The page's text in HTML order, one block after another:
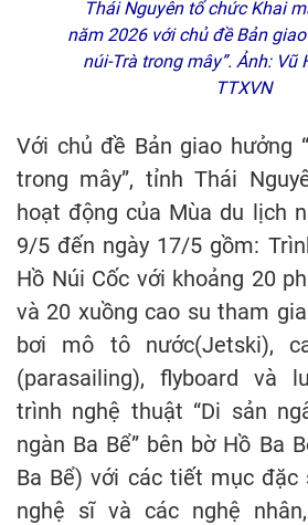
Thái Nguyên tổ chức Khai
năm 2026 với chủ đề Bản
núi-Trà trong mây”. Ảnh: Vũ
TTXVN
Với chủ đề Bản giao hưởng
trong mây”, tỉnh Thái
hoạt động của Mùa du lịch
9/5 đến ngày 17/5 gồm:
Hồ Núi Cốc với khoảng 20
và 20 xuồng cao su tham
bơi mô tô nước(Jetski),
(parasailing), flyboard và
trình nghệ thuật “Di sản
ngàn Ba Bể” bên bờ Hồ Ba
Ba Bể) với các tiết mục đặc
nghệ sĩ và các nghệ